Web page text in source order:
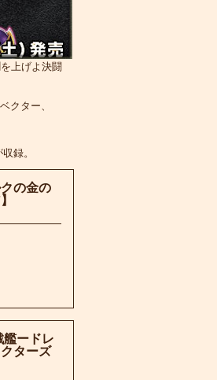
上げよ決闘
クター、
録。
の金の
艦ードレ
ターズ